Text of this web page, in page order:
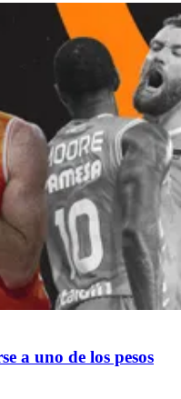
a uno de los pesos